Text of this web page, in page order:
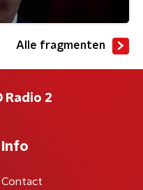
Alle fragmenten
Radio 2
Info
Contact